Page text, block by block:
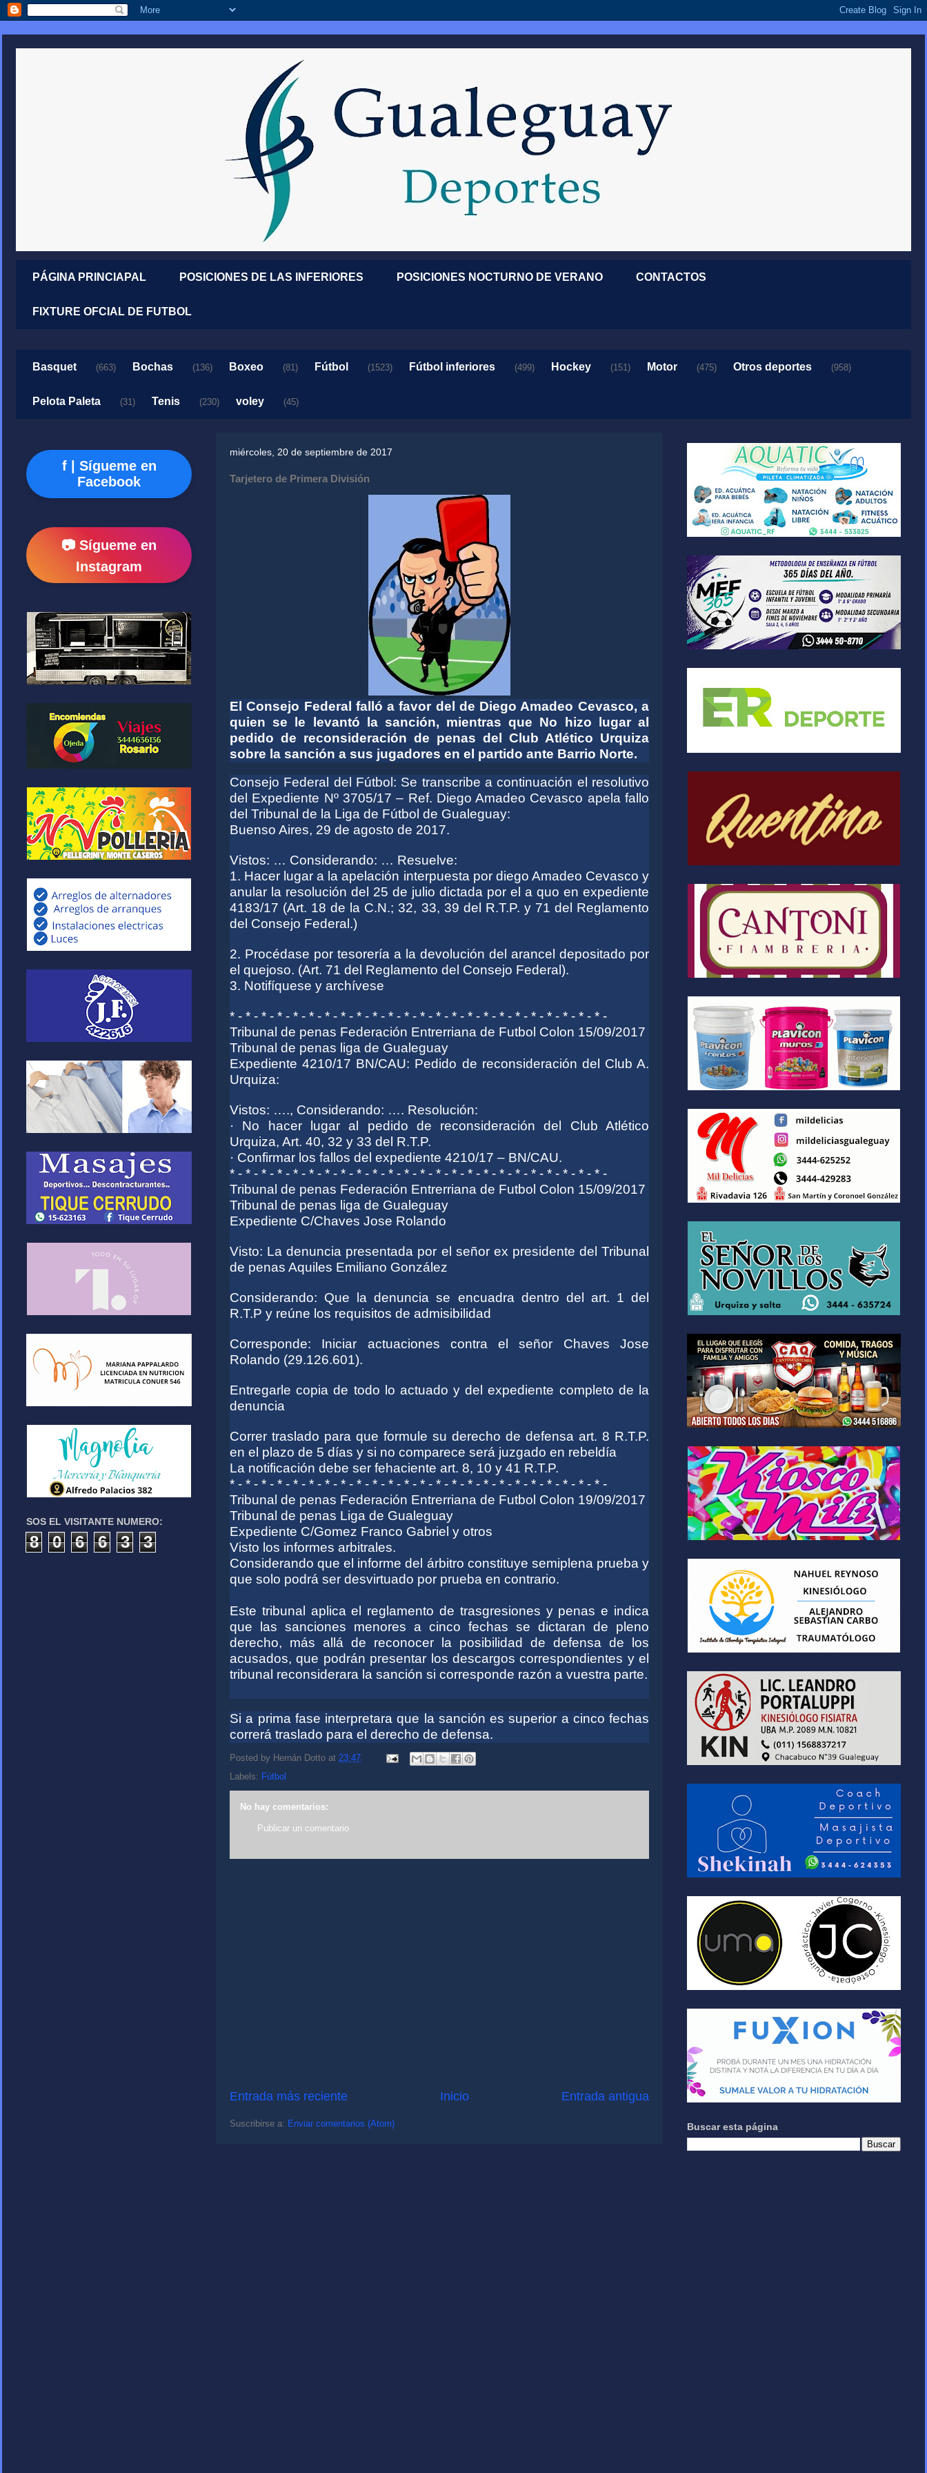
PÁGINA PRINCIAPAL POSICIONES DE LAS INFERIORES POSICIONES NOCTURNO DE VERANO CONTACTOS
FIXTURE OFCIAL DE FUTBOL
Basquet (663) Bochas (136) Boxeo (81) Fútbol (1523) Fútbol inferiores (499) Hockey (151) Motor (475) Otros deportes (958)
Pelota Paleta (31) Tenis (230) voley (45)
miércoles, 20 de septiembre de 2017
Tarjetero de Primera División
El Consejo Federal falló a favor del de Diego Amadeo Cevasco, a
quien se le levantó la sanción, mientras que No hizo lugar al
pedido de reconsideración de penas del Club Atlético Urquiza
sobre la sanción a sus jugadores en el partido ante Barrio Norte.
Consejo Federal del Fútbol: Se transcribe a continuación el resolutivo
del Expediente Nº 3705/17 – Ref. Diego Amadeo Cevasco apela fallo
del Tribunal de la Liga de Fútbol de Gualeguay:
Buenso Aires, 29 de agosto de 2017.
Vistos: … Considerando: … Resuelve:
1. Hacer lugar a la apelación interpuesta por diego Amadeo Cevasco y
anular la resolución del 25 de julio dictada por el a quo en expediente
4183/17 (Art. 18 de la C.N.; 32, 33, 39 del R.T.P. y 71 del Reglamento
del Consejo Federal.)
2. Procédase por tesorería a la devolución del arancel depositado por
el quejoso. (Art. 71 del Reglamento del Consejo Federal).
3. Notifíquese y archívese
* - * - * - * - * - * - * - * - * - * - * - * - * - * - * - * - * - * - * - * - * - * - * - * -
Tribunal de penas Federación Entrerriana de Futbol Colon 15/09/2017
Tribunal de penas liga de Gualeguay
Expediente 4210/17 BN/CAU: Pedido de reconsideración del Club A.
Urquiza:
Vistos: …., Considerando: …. Resolución:
· No hacer lugar al pedido de reconsideración del Club Atlético
Urquiza, Art. 40, 32 y 33 del R.T.P.
· Confirmar los fallos del expediente 4210/17 – BN/CAU.
* - * - * - * - * - * - * - * - * - * - * - * - * - * - * - * - * - * - * - * - * - * - * - * -
Tribunal de penas Federación Entrerriana de Futbol Colon 15/09/2017
Tribunal de penas liga de Gualeguay
Expediente C/Chaves Jose Rolando
Visto: La denuncia presentada por el señor ex presidente del Tribunal
de penas Aquiles Emiliano González
Considerando: Que la denuncia se encuadra dentro del art. 1 del
R.T.P y reúne los requisitos de admisibilidad
Corresponde: Iniciar actuaciones contra el señor Chaves Jose
Rolando (29.126.601).
Entregarle copia de todo lo actuado y del expediente completo de la
denuncia
Correr traslado para que formule su derecho de defensa art. 8 R.T.P.
en el plazo de 5 días y si no comparece será juzgado en rebeldía
La notificación debe ser fehaciente art. 8, 10 y 41 R.T.P.
* - * - * - * - * - * - * - * - * - * - * - * - * - * - * - * - * - * - * - * - * - * - * - * -
Tribunal de penas Federación Entrerriana de Futbol Colon 19/09/2017
Tribunal de penas Liga de Gualeguay
Expediente C/Gomez Franco Gabriel y otros
Visto los informes arbitrales.
Considerando que el informe del árbitro constituye semiplena prueba y
que solo podrá ser desvirtuado por prueba en contrario.
Este tribunal aplica el reglamento de trasgresiones y penas e indica
que las sanciones menores a cinco fechas se dictaran de pleno
derecho, más allá de reconocer la posibilidad de defensa de los
acusados, que podrán presentar los descargos correspondientes y el
tribunal reconsiderara la sanción si corresponde razón a vuestra parte.
Si a prima fase interpretara que la sanción es superior a cinco fechas
correrá traslado para el derecho de defensa.
Posted by Hernán Dotto at 23:47
Labels: Fútbol
No hay comentarios:
Publicar un comentario
Entrada más reciente Entrada antigua
Inicio
Suscribirse a: Enviar comentarios (Atom)
f | Sígueme en
Facebook
📷 Sígueme en
Instagram
SOS EL VISITANTE NUMERO:
8 0 6 6 3 3
Buscar esta página